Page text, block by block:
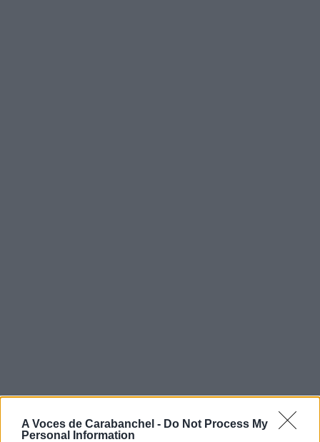
A Voces de Carabanchel - Do Not Process My
Personal Information